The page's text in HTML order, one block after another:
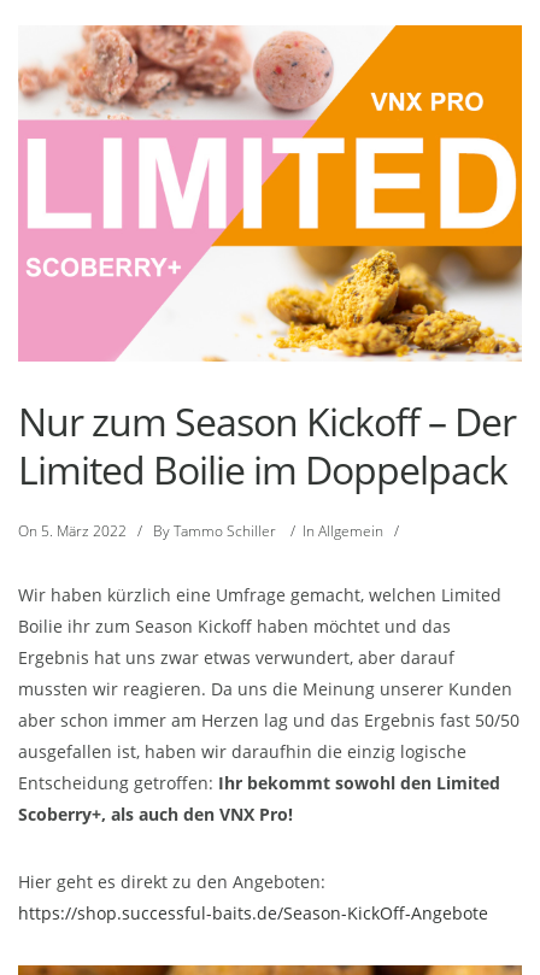
Nur zum Season Kickoff – Der
Limited Boilie im Doppelpack
On 5. März 2022 / ByTammo Schiller / In Allgemein /
Wir haben kürzlich eine Umfrage gemacht, welchen Limited
Boilie ihr zum Season Kickoff haben möchtet und das
Ergebnis hat uns zwar etwas verwundert, aber darauf
mussten wir reagieren. Da uns die Meinung unserer Kunden
aber schon immer am Herzen lag und das Ergebnis fast 50/50
ausgefallen ist, haben wir daraufhin die einzig logische
Entscheidung getroffen: Ihr bekommt sowohl den Limited
Scoberry+, als auch den VNX Pro!
Hier geht es direkt zu den Angeboten:
https://shop.successful-baits.de/Season-KickOff-Angebote